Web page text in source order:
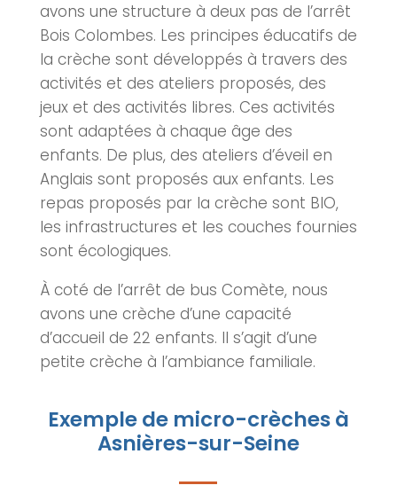
avons une structure à deux pas de l’arrêt
Bois Colombes. Les principes éducatifs de
la crèche sont développés à travers des
activités et des ateliers proposés, des
jeux et des activités libres. Ces activités
sont adaptées à chaque âge des
enfants. De plus, des ateliers d’éveil en
Anglais sont proposés aux enfants. Les
repas proposés par la crèche sont BIO,
les infrastructures et les couches fournies
sont écologiques.
À coté de l’arrêt de bus Comète, nous
avons une crèche d’une capacité
d’accueil de 22 enfants. Il s’agit d’une
petite crèche à l’ambiance familiale.
Exemple de micro-crèches à
Asnières-sur-Seine